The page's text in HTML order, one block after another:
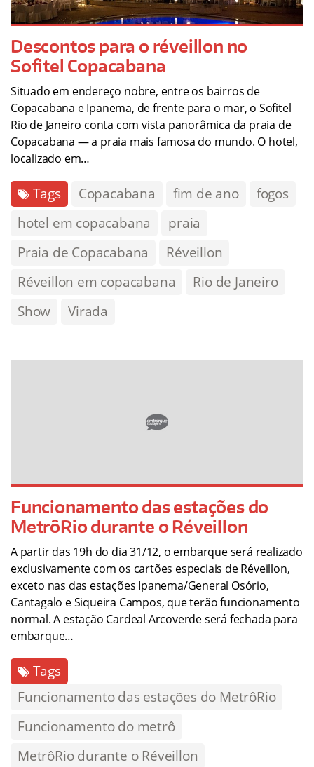
Descontos para o réveillon no
Sofitel Copacabana
Situado em endereço nobre, entre os bairros de
Copacabana e Ipanema, de frente para o mar, o Sofitel
Rio de Janeiro conta com vista panorâmica da praia de
Copacabana — a praia mais famosa do mundo. O hotel,
localizado em…
Tags Copacabana fim de ano
fogos
hotel em copacabana
praia
Praia de Copacabana
Réveillon
Réveillon em copacabana
Rio de Janeiro
Show
Virada
Funcionamento das estações do
MetrôRio durante o Réveillon
A partir das 19h do dia 31/12, o embarque será realizado
exclusivamente com os cartões especiais de Réveillon,
exceto nas das estações Ipanema/General Osório,
Cantagalo e Siqueira Campos, que terão funcionamento
normal. A estação Cardeal Arcoverde será fechada para
embarque…
Tags
Funcionamento das estações do MetrôRio
Funcionamento do metrô
MetrôRio durante o Réveillon